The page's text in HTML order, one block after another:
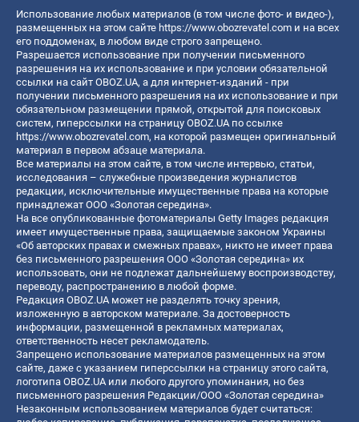
Использование любых материалов (в том числе фото- и видео-),
размещенных на этом сайте https://www.obozrevatel.com и на всех
его поддоменах, в любом виде строго запрещено.
Разрешается использование при получении письменного
разрешения на их использование и при условии обязательной
ссылки на сайт OBOZ.UA, а для интернет-изданий - при
получении письменного разрешения на их использование и при
обязательном размещении прямой, открытой для поисковых
систем, гиперссылки на страницу OBOZ.UA по ссылке
https://www.obozrevatel.com, на которой размещен оригинальный
материал в первом абзаце материала.
Все материалы на этом сайте, в том числе интервью, статьи,
исследования – служебные произведения журналистов
редакции, исключительные имущественные права на которые
принадлежат ООО «Золотая середина».
На все опубликованные фотоматериалы Getty Images редакция
имеет имущественные права, защищаемые законом Украины
«Об авторских правах и смежных правах», никто не имеет права
без письменного разрешения ООО «Золотая середина» их
использовать, они не подлежат дальнейшему воспроизводству,
переводу, распространению в любой форме.
Редакция OBOZ.UA может не разделять точку зрения,
изложенную в авторском материале. За достоверность
информации, размещенной в рекламных материалах,
ответственность несет рекламодатель.
Запрещено использование материалов размещенных на этом
сайте, даже с указанием гиперссылки на страницу этого сайта,
логотипа OBOZ.UA или любого другого упоминания, но без
письменного разрешения Редакции/ООО «Золотая середина»
Незаконным использованием материалов будет считаться: